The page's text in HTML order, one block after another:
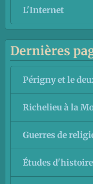
L'Internet
Dernières
Périgny et le
Richelieu à la
Guerres de
Études